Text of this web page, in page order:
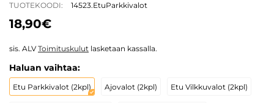
TUOTEKOODI: 14523.EtuParkkivalot
18,90€
sis. ALVToimituskulut lasketaan kassalla.
Haluan vaihtaa:
Etu Parkkivalot (2kpl) Ajovalot (2kpl) Etu Vilkkuvalot (2kpl)